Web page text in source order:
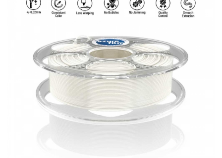
Aggiungi
alla lista